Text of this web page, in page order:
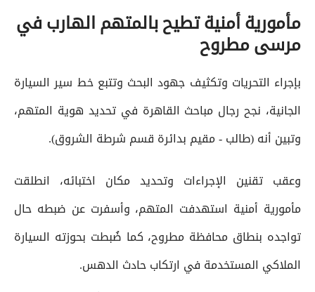
مأمورية أمنية تطيح بالمتهم الهارب في
مرسى مطروح
بإجراء التحريات وتكثيف جهود البحث وتتبع خط سير السيارة
الجانية، نجح رجال مباحث القاهرة في تحديد هوية المتهم،
وتبين أنه (طالب - مقيم بدائرة قسم شرطة الشروق).
وعقب تقنين الإجراءات وتحديد مكان اختبائه، انطلقت
مأمورية أمنية استهدفت المتهم، وأسفرت عن ضبطه حال
تواجده بنطاق محافظة مطروح، كما ضُبطت بحوزته السيارة
الملاكي المستخدمة في ارتكاب حادث الدهس.